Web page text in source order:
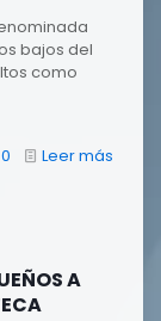
bajos del
como
0 Leer más
A